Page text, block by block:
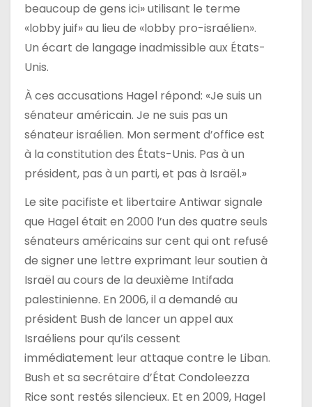
beaucoup de gens ici» utilisant le terme
«lobby juif» au lieu de «lobby pro-israélien».
Un écart de langage inadmissible aux États-
Unis.
À ces accusations Hagel répond: «Je suis un
sénateur américain. Je ne suis pas un
sénateur israélien. Mon serment d’office est
à la constitution des États-Unis. Pas à un
président, pas à un parti, et pas à Israël.»
Le site pacifiste et libertaire Antiwar signale
que Hagel était en 2000 l’un des quatre seuls
sénateurs américains sur cent qui ont refusé
de signer une lettre exprimant leur soutien à
Israël au cours de la deuxième Intifada
palestinienne. En 2006, il a demandé au
président Bush de lancer un appel aux
Israéliens pour qu’ils cessent
immédiatement leur attaque contre le Liban.
Bush et sa secrétaire d’État Condoleezza
Rice sont restés silencieux. Et en 2009, Hagel